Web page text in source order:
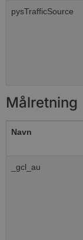
pysTrafficSource
Målretning
Navn
_gcl_au